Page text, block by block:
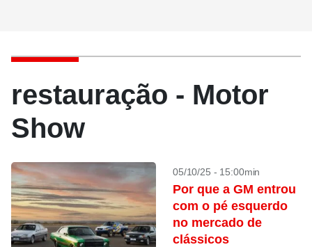
restauração - Motor
Show
05/10/25 - 15:00min
Por que a GM entrou
com o pé esquerdo
no mercado de
clássicos